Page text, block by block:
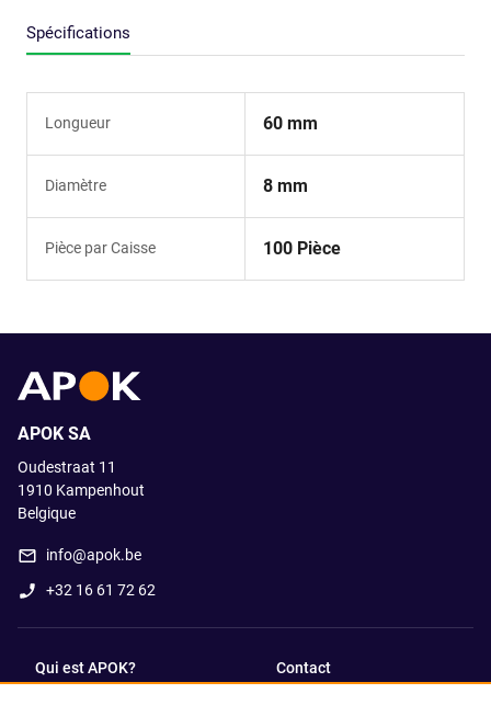
Spécifications
Longueur 60 mm
Diamètre 8 mm
Pièce par Caisse 100 Pièce
APOK SA
Oudestraat 11
1910 Kampenhout
Belgique
info@apok.be
+32 16 61 72 62
Qui est APOK? Contact